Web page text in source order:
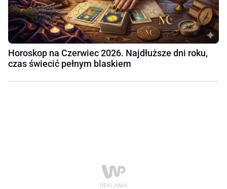
Horoskop na Czerwiec 2026. Najdłuższe dni roku,
czas świecić pełnym blaskiem